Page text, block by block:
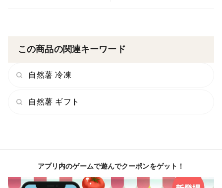
愛知県豊田市・小原地区は、四季の表情がくっきり感じ
と豊かな土壌に恵まれた、まさに自然薯にぴったりの環
秋には淡いピンクの四季桜と深い赤の紅葉が同時に楽し
品種の特徴
育てているのは、あいち生まれの自然薯「夢とろろ」。
この商品の関連キーワード
自然薯 冷凍
自然薯 ギフト
アプリ内のゲームで遊んでクーポンをゲット！